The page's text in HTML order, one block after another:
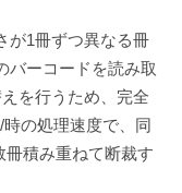
が1冊ずつ異なる冊
バーコードを読み取
を行うため、完全
の処理速度で、同
積み重ねて断裁す